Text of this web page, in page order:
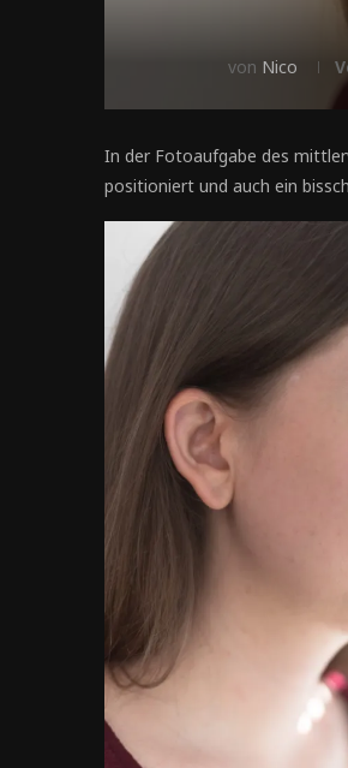
von Nico
In der Fotoaufgabe des
positioniert und auch ein